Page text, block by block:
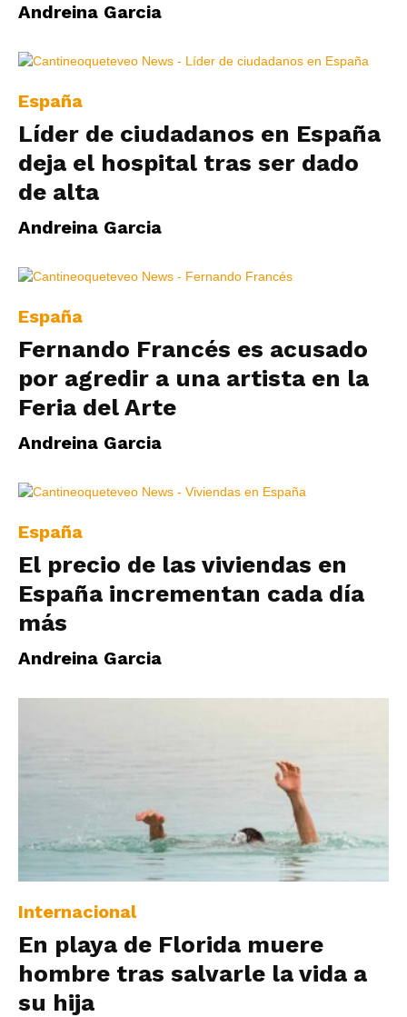
Andreina Garcia
España
Líder de ciudadanos en España
deja el hospital tras ser dado
de alta
Andreina Garcia
España
Fernando Francés es acusado
por agredir a una artista en la
Feria del Arte
Andreina Garcia
España
El precio de las viviendas en
España incrementan cada día
más
Andreina Garcia
Internacional
En playa de Florida muere
hombre tras salvarle la vida a
su hija